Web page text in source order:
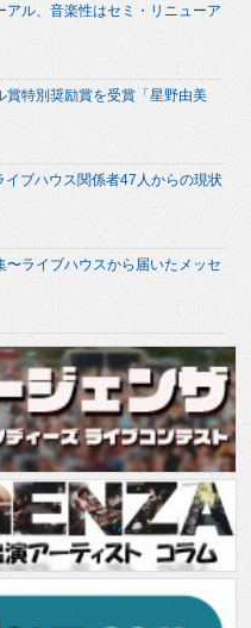
アル、音楽性はセミ・リニューア
賞特別奨励賞を受賞「星野由美
ブハウス関係者47人からの現状
〜ライブハウスから届いたメッセ